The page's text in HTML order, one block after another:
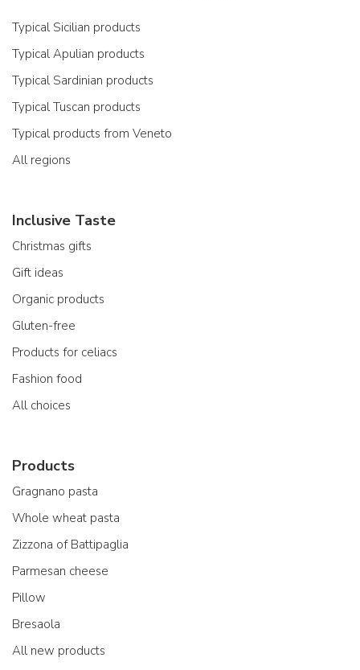
Typical Sicilian products
Typical Apulian products
Typical Sardinian products
Typical Tuscan products
Typical products from Veneto
All regions
Inclusive Taste
Christmas gifts
Gift ideas
Organic products
Gluten-free
Products for celiacs
Fashion food
All choices
Products
Gragnano pasta
Whole wheat pasta
Zizzona of Battipaglia
Parmesan cheese
Pillow
Bresaola
All new products